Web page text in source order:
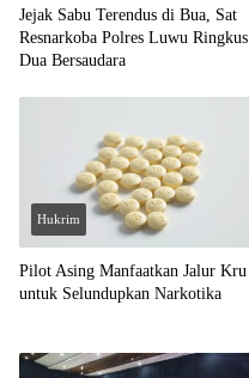
Jejak Sabu Terendus di Bua, Sat
Resnarkoba Polres Luwu Ringkus
Dua Bersaudara
Hukrim
Pilot Asing Manfaatkan Jalur Kru
untuk Selundupkan Narkotika